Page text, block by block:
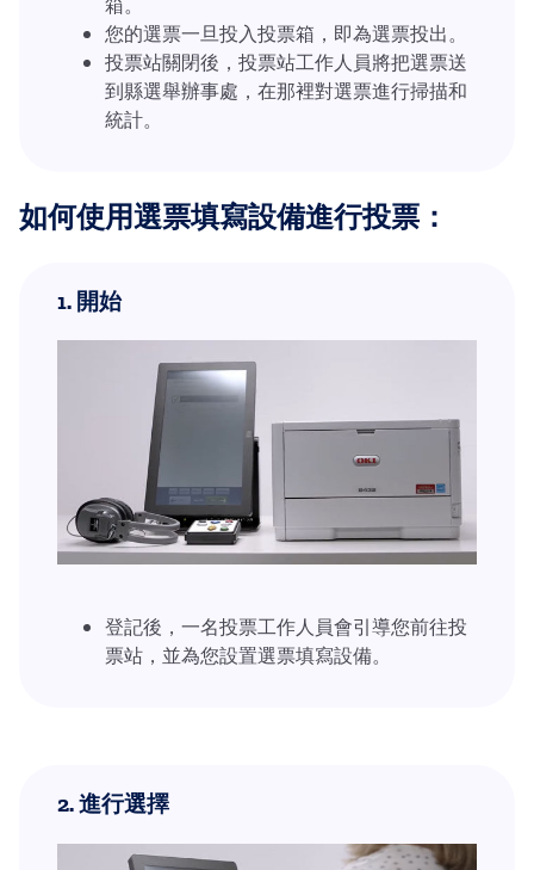
您的選票一旦投入投票箱，即為選票投出。
投票站關閉後，投票站工作人員將把選票送
到縣選舉辦事處，在那裡對選票進行掃描和
統計。
如何使用選票填寫設備進行投票：
1. 開始
登記後，一名投票工作人員會引導您前往投
票站，並為您設置選票填寫設備。
2.進行選擇